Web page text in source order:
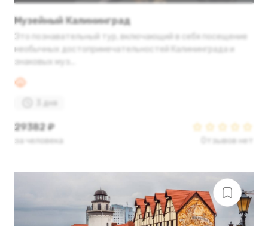
Музейный Калининград
Это познавательный тур, включающий в себя посещение
необычных достопримечательностей Калининграда и
знаковых муз...
3 дня
29382 ₽
за человека Отзывов нет